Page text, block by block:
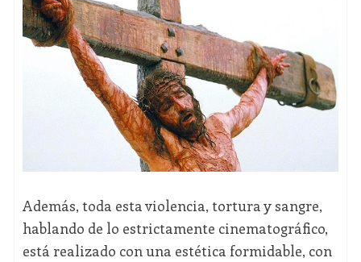
Además, toda esta violencia, tortura y sangre,
hablando de lo estrictamente cinematográfico,
está realizado con una estética formidable, con